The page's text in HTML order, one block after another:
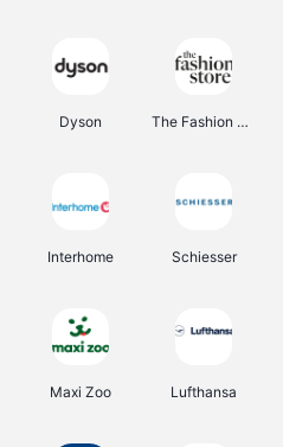
Dyson The Fashion Store
Interhome Schiesser
Maxi Zoo Lufthansa